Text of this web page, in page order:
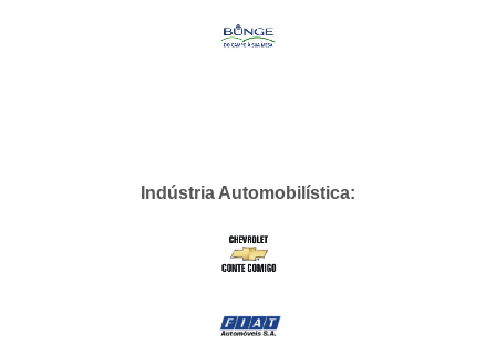
Indústria Automobilística: